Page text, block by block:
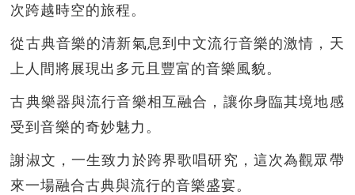
次跨越時空的旅程。
從古典音樂的清新氣息到中文流行音樂的激情，天
上人間將展現出多元且豐富的音樂風貌。
古典樂器與流行音樂相互融合，讓你身臨其境地感
受到音樂的奇妙魅力。
謝淑文，一生致力於跨界歌唱研究，這次為觀眾帶
來一場融合古典與流行的音樂盛宴。